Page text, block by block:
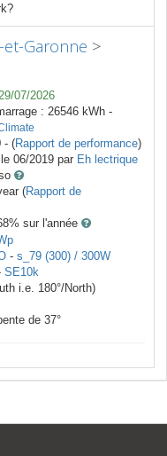
et-Garonne >
07/2026
: 26546 kWh -
- (Rapport de performance)
06/2019 par Eh lectrique
(Rapport de
% sur l'année
- s_79 (300) / 300W
SE10k
i.e. 180°/North)
de 37°